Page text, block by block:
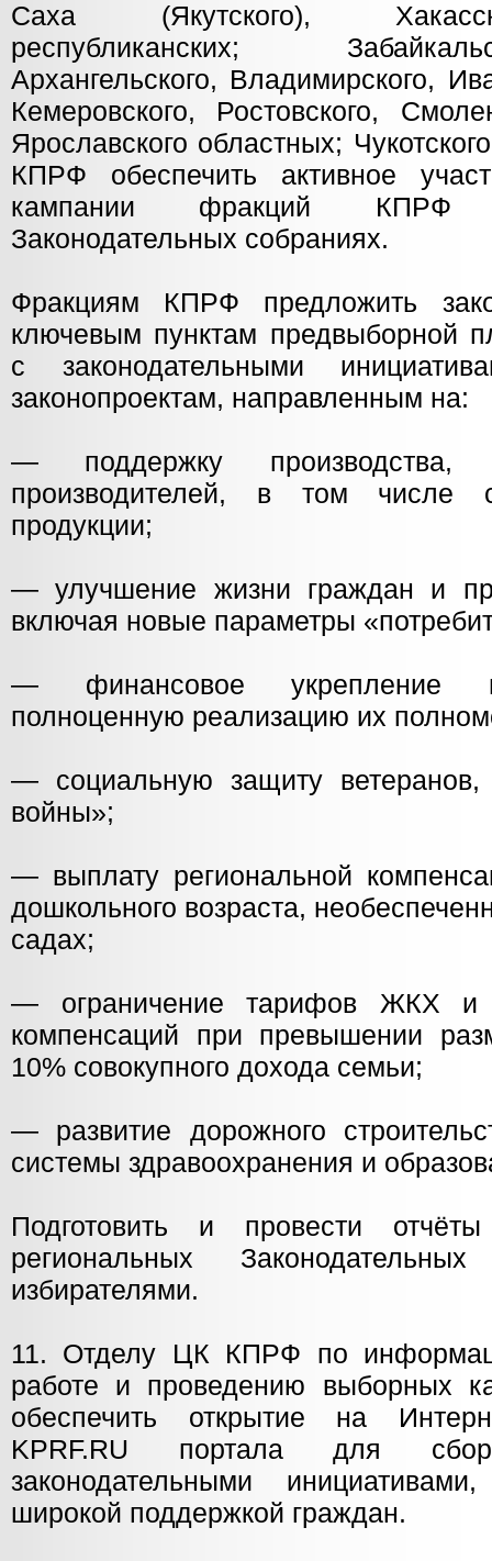
Саха (Якутского),
республиканских;
Архангельского, Владимирского,
Кемеровского, Ростовского,
Ярославского областных;
КПРФ обеспечить активное
кампании фракций КПРФ
Законодательных собраниях.
Фракциям КПРФ предложить
ключевым пунктам предвыборной
с законодательными
законопроектам, направленным на:
— поддержку производства,
производителей, в том числе
продукции;
— улучшение жизни граждан и
включая новые параметры
— финансовое укрепление
полноценную реализацию их
— социальную защиту
войны»;
— выплату региональной
дошкольного возраста,
садах;
— ограничение тарифов ЖКХ и
компенсаций при превышении
10% совокупного дохода семьи;
— развитие дорожного
системы здравоохранения и
Подготовить и провести
региональных
избирателями.
11. Отделу ЦК КПРФ по
работе и проведению выборных
обеспечить открытие на
KPRF.RU портала для
законодательными
широкой поддержкой граждан.